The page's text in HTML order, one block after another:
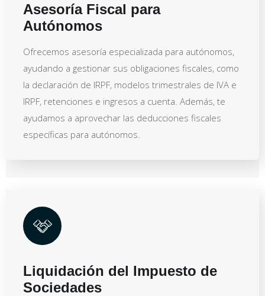
Asesoría Fiscal para
Autónomos
Ofrecemos asesoría especializada para autónomos,
ayudando a gestionar sus obligaciones fiscales, como
la declaración de IRPF, modelos trimestrales de IVA e
IRPF, retenciones e ingresos a cuenta. Además, te
ayudamos a aprovechar las deducciones fiscales
específicas para autónomos.
Liquidación del Impuesto de
Sociedades